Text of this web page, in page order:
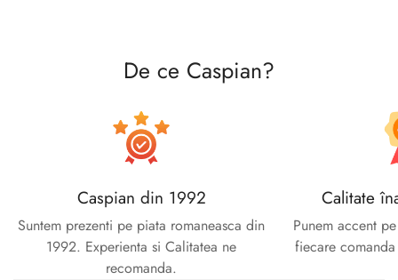
De ce Caspian?
Caspian din 1992
Suntem prezenti pe piata romaneasca din
1992. Experienta si Calitatea ne
recomanda.
Calitate
Punem accent
fiecare